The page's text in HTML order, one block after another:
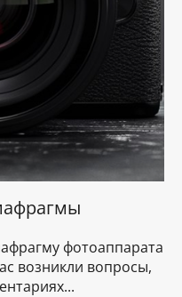
фотоаппарата
возникли вопросы,